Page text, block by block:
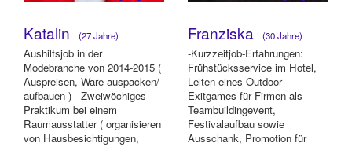
Katalin (27 Jahre)
Aushilfsjob in der
Modebranche von 2014-2015 (
Auspreisen, Ware auspacken/
aufbauen ) - Zweiwöchiges
Praktikum bei einem
Raumausstatter ( organisieren
von Hausbesichtigungen,
Franziska (30 Jahre)
-Kurzzeitjob-Erfahrungen:
Frühstücksservice im Hotel,
Leiten eines Outdoor-
Exitgames für Firmen als
Teambuildingevent,
Festivalaufbau sowie
Ausschank, Promotion für